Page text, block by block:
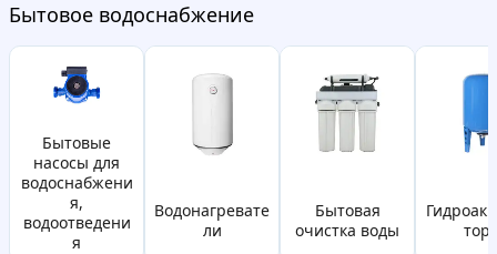
Бытовое водоснабжение
бытовые
насосы для
водоснабжени
я,
водоотведени
я
водонагревате
ли
бытовая
очистка воды
гидроаккумуля